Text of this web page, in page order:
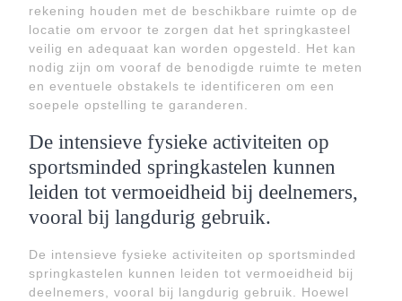
rekening houden met de beschikbare ruimte op de
locatie om ervoor te zorgen dat het springkasteel
veilig en adequaat kan worden opgesteld. Het kan
nodig zijn om vooraf de benodigde ruimte te meten
en eventuele obstakels te identificeren om een
soepele opstelling te garanderen.
De intensieve fysieke activiteiten op
sportsminded springkastelen kunnen
leiden tot vermoeidheid bij deelnemers,
vooral bij langdurig gebruik.
De intensieve fysieke activiteiten op sportsminded
springkastelen kunnen leiden tot vermoeidheid bij
deelnemers, vooral bij langdurig gebruik. Hoewel